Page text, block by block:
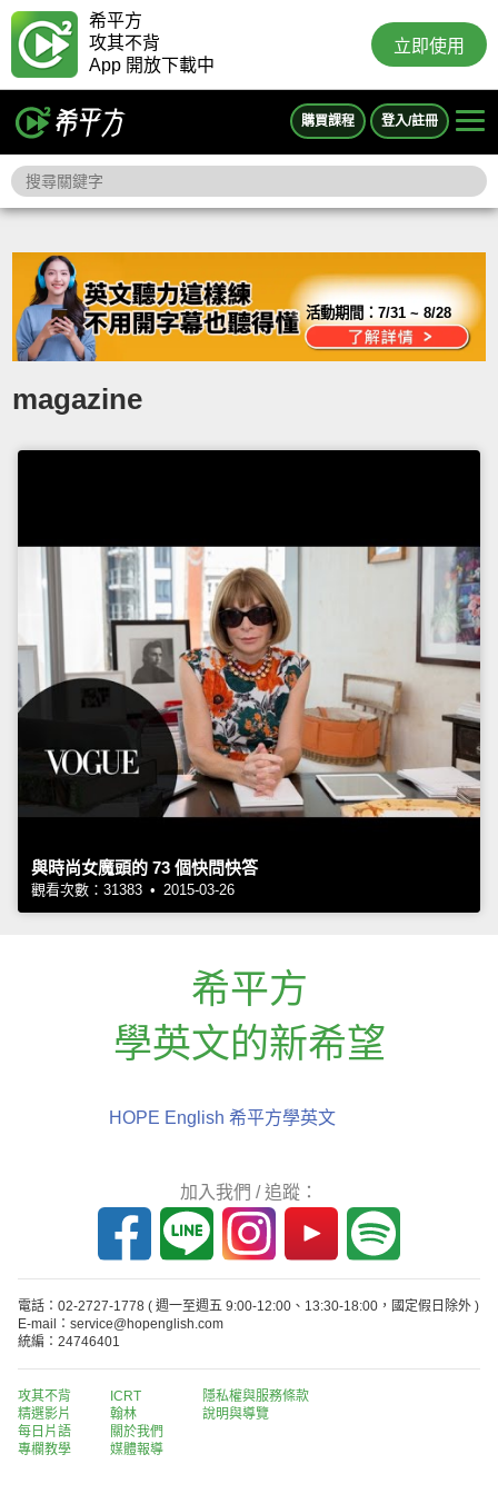
希平方
攻其不背
App 開放下載中
立即使用
購買課程 登入/註冊
活動期間：7/31 ~ 8/28
magazine
與時尚女魔頭的 73 個快問快答
觀看次數：31383 • 2015-03-26
希平方
學英文的新希望
HOPE English 希平方學英文
加入我們 / 追蹤：
電話：02-2727-1778 ( 週一至週五 9:00-12:00、13:30-18:00，國定假日除外 )
E-mail：service@hopenglish.com
統編：24746401
攻其不背
精選影片
每日片語
專欄教學
ICRT
翰林
關於我們
媒體報導
隱私權與服務條款
說明與導覽